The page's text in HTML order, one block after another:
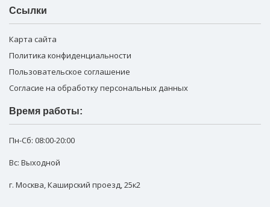
Ссылки
Карта сайта
Политика конфиденциальности
Пользовательское соглашение
Согласие на обработку персональных данных
Время работы:
Пн-Сб: 08:00-20:00
Вс: Выходной
г. Москва,Каширский проезд, 25к2